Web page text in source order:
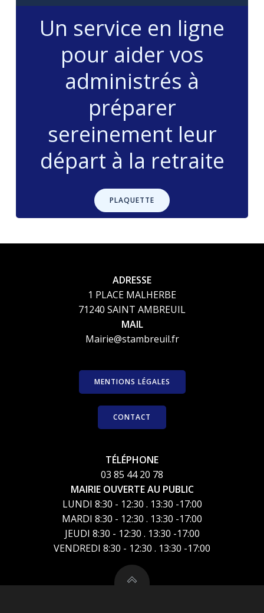
Un service en ligne
pour aider vos
administrés à
préparer
sereinement leur
départ à la retraite
PLAQUETTE
ADRESSE
1 PLACE MALHERBE
71240 SAINT AMBREUIL
MAIL
Mairie@stambreuil.fr
MENTIONS LÉGALES
CONTACT
TÉLÉPHONE
03 85 44 20 78
MAIRIE OUVERTE AU PUBLIC
LUNDI 8:30 - 12:30 . 13:30 -17:00
MARDI 8:30 - 12:30 . 13:30 -17:00
JEUDI 8:30 - 12:30 . 13:30 -17:00
VENDREDI 8:30 - 12:30 . 13:30 -17:00